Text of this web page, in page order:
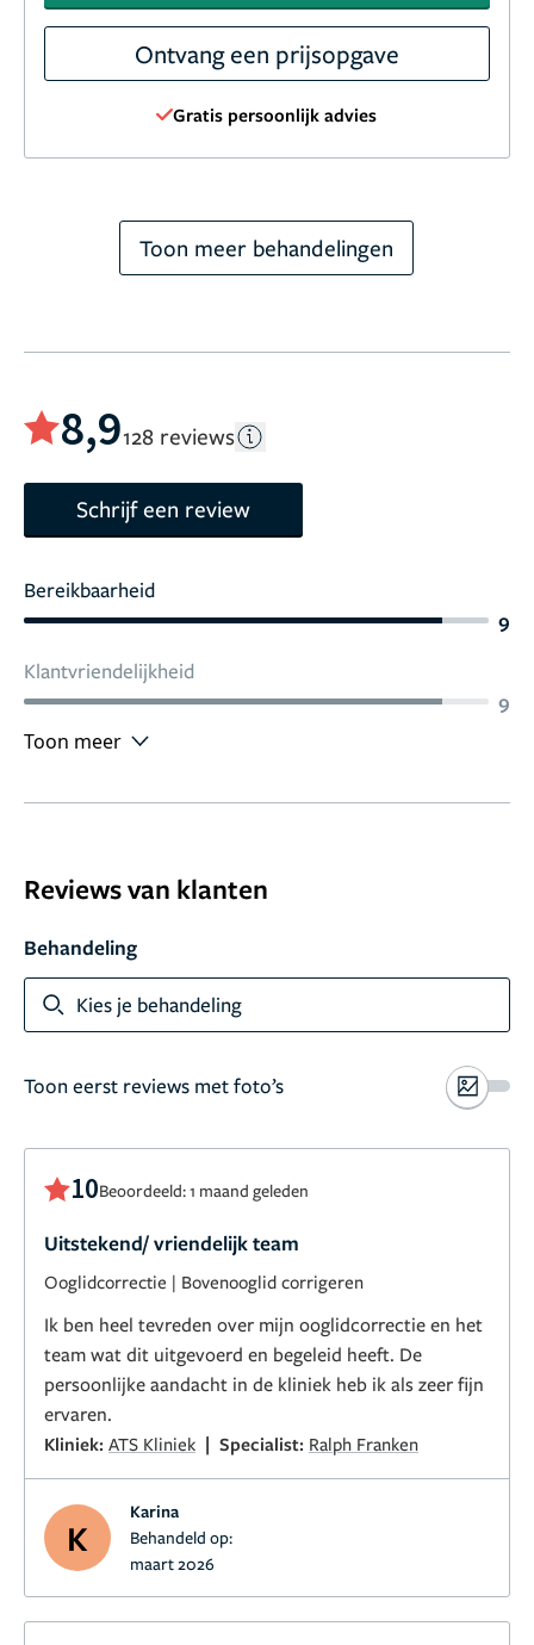
Ontvang een prijsopgave
Gratis persoonlijk advies
Toon meer behandelingen
8,9128 reviews
Schrijf een review
Bereikbaarheid
9
Klantvriendelijkheid
9
Toon meer
Reviews van klanten
Behandeling
Kies je behandeling
Toon eerst reviews met foto’s
10Beoordeeld: 1 maand geleden
Uitstekend/ vriendelijk team
Ooglidcorrectie | Bovenooglid corrigeren
Ik ben heel tevreden over mijn ooglidcorrectie en het
team wat dit uitgevoerd en begeleid heeft. De
persoonlijke aandacht in de kliniek heb ik als zeer fijn
ervaren.
Kliniek: ATS Kliniek | Specialist: Ralph Franken
K
Karina
Behandeld op:
maart 2026